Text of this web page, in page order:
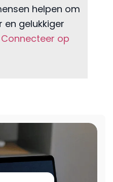
helpen om
en gelukkiger
Connecteer op